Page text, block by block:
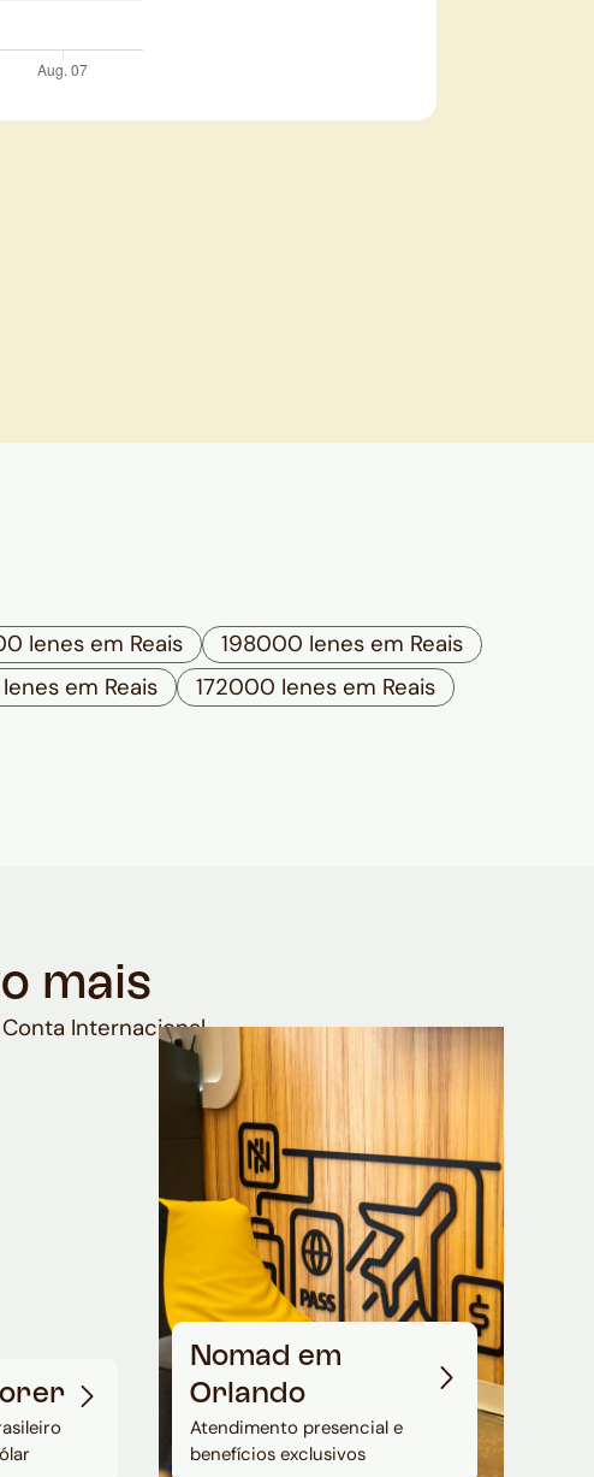
Ienes em Reais
198000 Ienes em Reais
em Reais
172000 Ienes em Reais
mais
Internacional
Nomad em
Orlando
Atendimento presencial e
benefícios exclusivos